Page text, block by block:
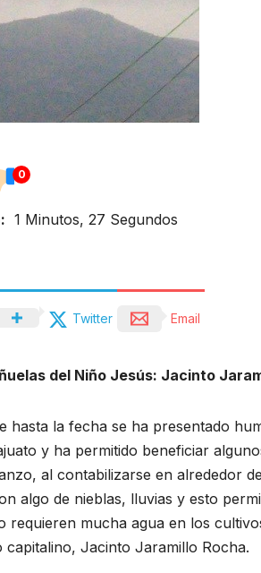
0
1 Minutos, 27 Segundos
Twitter Email
del Niño Jesús: Jacinto
hasta la fecha se ha presentado
y ha permitido beneficiar
al contabilizarse en alrededor
algo de nieblas, lluvias y esto
requieren mucha agua en los
Jacinto Jaramillo Rocha.